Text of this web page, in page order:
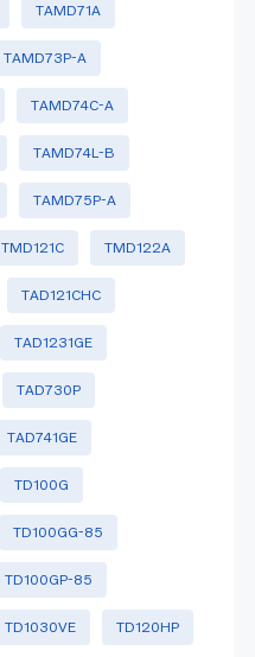
TAMD71A
TAMD73P-A
TAMD74C-A
TAMD74L-B
TAMD75P-A
TMD121C TMD122A
TAD121CHC
TAD1231GE
TAD730P
TAD741GE
TD100G
TD100GG-85
TD100GP-85
TD1030VE TD120HP